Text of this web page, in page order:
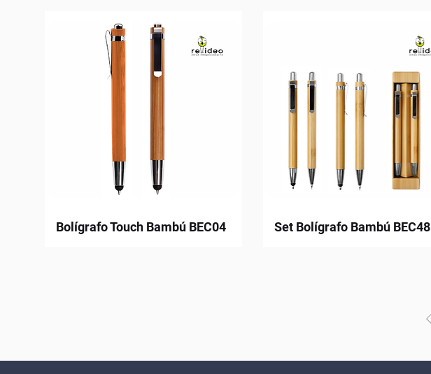
Bolígrafo Touch Bambú BEC04 Set Bolígrafo Bambú BEC48